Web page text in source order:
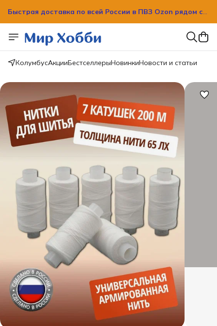
Быстрая доставка по всей России в ПВЗ Ozon рядом с
Быстрая доставка по всей России в ПВЗ Ozon рядом с
вашим домом!
КолумбусАкцииБестселлерыНовинкиНовости и статьи